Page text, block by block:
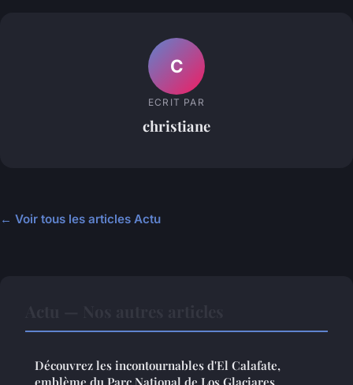
C
ECRIT PAR
christiane
← Voir tous les articles Actu
Découvrez les incontournables d'El Calafate,